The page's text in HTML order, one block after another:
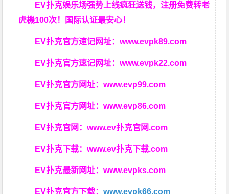
EV扑克娱乐场强势上线疯狂送钱，注册免费转老
虎機100次！国际认证最安心！
EV扑克官方速记网址：www.evpk89.com
EV扑克官方速记网址：www.evpk22.com
EV扑克官方网址：www.evp99.com
EV扑克官方网址：www.evp86.com
EV扑克官网：www.ev扑克官网.com
EV扑克下载：www.ev扑克下载.com
EV扑克最新网址：www.evpks.com
EV扑克官方下载：www.evpk66.com